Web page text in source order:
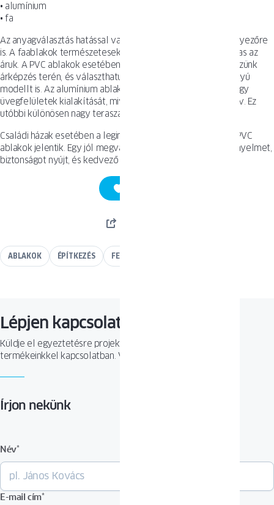
• alumínium
• fa
Az anyagválasztás hatással van az árra, de több műszaki tényezőre
is. A faablakok természetesek, melegek, de viszonylag magas az
áruk. A PVC ablakok esetében nagyobb rugalmasságot élvezünk
árképzés terén, és választhatunk magas hőszigetelési osztályú
modellt is. Az alumínium ablakok lehetővé teszik nagyon nagy
üvegfelületek kialakítását, mivel a profiljuk rendkívül merev. Ez
utóbbi különösen nagy teraszajtók esetében lehet előnyös.
Családi házak esetében a leginkább hatékony megoldást a PVC
ablakok jelentik. Egy jól megválasztott modell meleget, kényelmet,
biztonságot nyújt, és kedvező ár-érték arányt biztosít.
ABLAKOK ÉPÍTKEZÉS FELÚJÍTÁS
Lépjen kapcsolatba velünk
Küldje el egyeztetésre projektjét, vagy tegyen fel kérdést
termékeinkkel kapcsolatban. Várjuk megkeresését!
Írjon nekünk
Név*
E-mail cím*